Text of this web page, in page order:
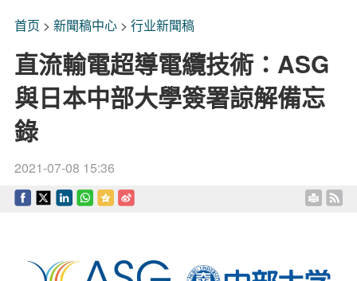
首页 > 新聞稿中心> 行业新聞稿
直流輸電超導電纜技術：ASG
與日本中部大學簽署諒解備忘
錄
2021-07-08 15:36